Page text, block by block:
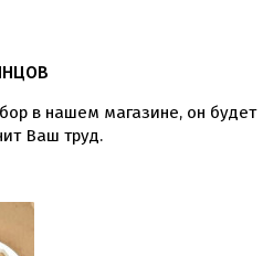
для торта
плунжеров
магазине Тортодел
красители
в нашем магазине, он будет
Ваш труд.